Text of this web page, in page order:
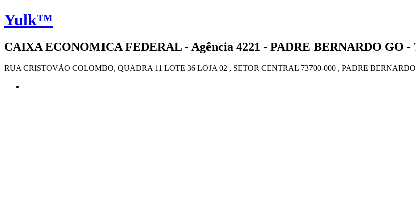
Yulk™
CAIXA ECONOMICA FEDERAL - Agência 4221 - PADRE BERNARDO GO -
RUA CRISTOVÃO COLOMBO, QUADRA 11 LOTE 36 LOJA 02 , SETOR CENTRAL 73700-000 , PADRE